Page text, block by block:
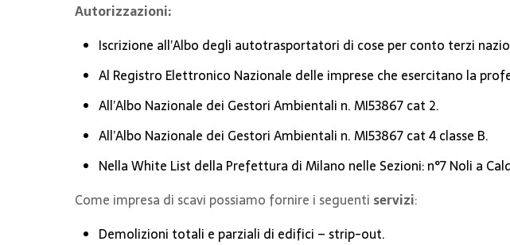
Autorizzazioni:
Iscrizione all’Albo degli autotrasportatori di cose per conto terzi
Al Registro Elettronico Nazionale delle imprese che esercitano la
All’Albo Nazionale dei Gestori Ambientali n. MI53867 cat 2.
All’Albo Nazionale dei Gestori Ambientali n. MI53867 cat 4 classe B.
Nella White List della Prefettura di Milano nelle Sezioni: n°7 Noli a
Come impresa di scavi possiamo fornire i seguenti servizi:
Demolizioni totali e parziali di edifici – strip-out.